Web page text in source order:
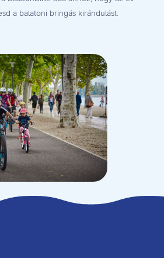
a balatoni bringás kirándulást.